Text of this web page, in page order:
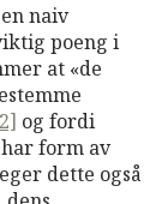
naiv
poeng i
at «de
og fordi
form av
dette også